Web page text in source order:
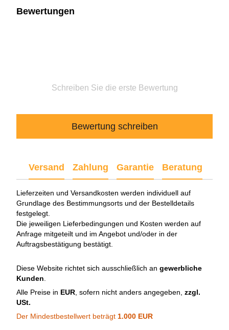
Bewertungen
Schreiben Sie die erste Bewertung
Bewertung schreiben
Versand Zahlung Garantie Beratung
Lieferzeiten und Versandkosten werden individuell auf
Grundlage des Bestimmungsorts und der Bestelldetails
festgelegt.
Die jeweiligen Lieferbedingungen und Kosten werden auf
Anfrage mitgeteilt und im Angebot und/oder in der
Auftragsbestätigung bestätigt.
Diese Website richtet sich ausschließlich an gewerbliche
Kunden
Alle Preise in EUR , sofern nicht anders angegeben, zzgl.
USt.
Der Mindestbestellwert beträgt 1.000 EUR